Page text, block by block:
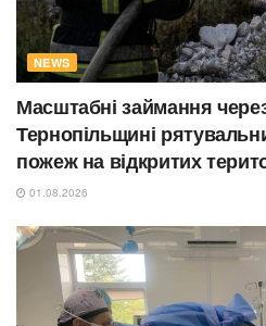
NEWS
Масштабні займання
Тернопільщині
пожеж на відкритих
01.08.2026